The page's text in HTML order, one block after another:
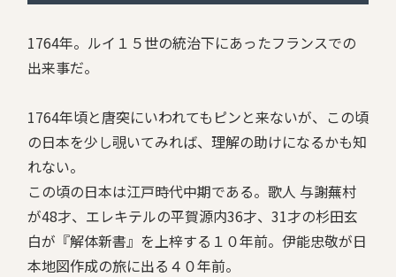
1764年。ルイ１５世の統治下にあったフランスでの
出来事だ。
1764年頃と唐突にいわれてもピンと来ないが、この頃
の日本を少し覗いてみれば、理解の助けになるかも知
れない。
この頃の日本は江戸時代中期である。歌人 与謝蕪村
が48才、エレキテルの平賀源内36才、31才の杉田玄
白が『解体新書』を上梓する１０年前。伊能忠敬が日
本地図作成の旅に出る４０年前。